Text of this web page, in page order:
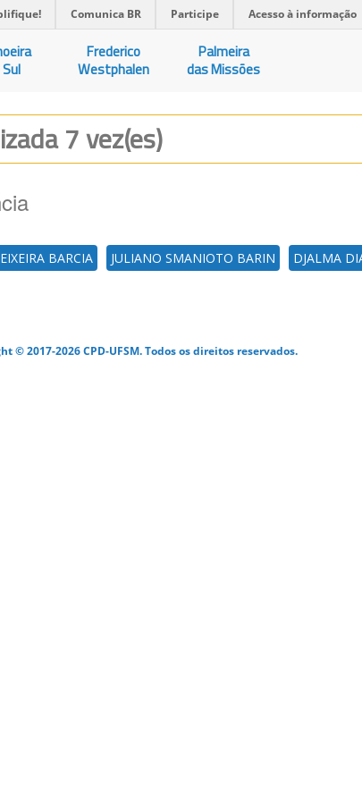
Comunica BR Participe Acesso à informação
Frederico
Westphalen
Palmeira
das Missões
7 vez(es)
BARCIA JULIANO SMANIOTO BARIN DJALMA
© 2017-2026 CPD-UFSM. Todos os direitos reservados.